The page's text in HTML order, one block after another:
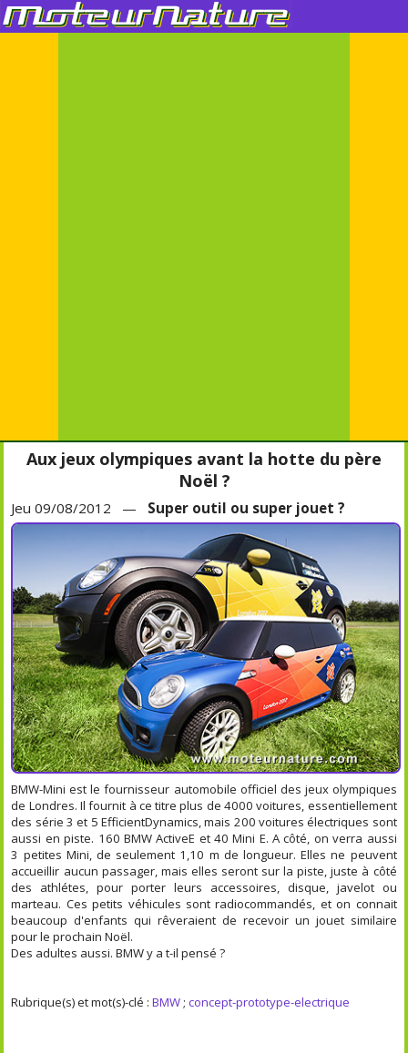
Aux jeux olympiques avant la hotte du père
Noël ?
Jeu 09/08/2012 — Super outil ou super jouet ?
BMW-Mini est le fournisseur automobile officiel des jeux olympiques
de Londres. Il fournit à ce titre plus de 4000 voitures, essentiellement
des série 3 et 5 EfficientDynamics, mais 200 voitures électriques sont
aussi en piste. 160 BMW ActiveE et 40 Mini E. A côté, on verra aussi
3 petites Mini, de seulement 1,10 m de longueur. Elles ne peuvent
accueillir aucun passager, mais elles seront sur la piste, juste à côté
des athlétes, pour porter leurs accessoires, disque, javelot ou
marteau. Ces petits véhicules sont radiocommandés, et on connait
beaucoup d'enfants qui rêveraient de recevoir un jouet similaire
pour le prochain Noël.
Des adultes aussi. BMW y a t-il pensé ?
Rubrique(s) et mot(s)-clé :BMW ;concept-prototype-electrique